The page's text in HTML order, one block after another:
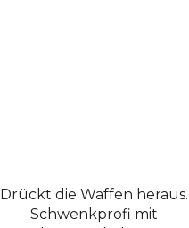
Drückt die Waffen heraus.
Schwenkprofi mit